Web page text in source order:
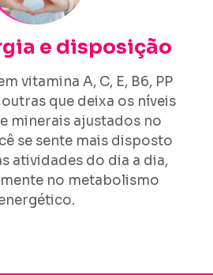
e disposição
vitamina A, C, E, B6, PP
que deixa os níveis
minerais ajustados no
se sente mais disposto
atividades do dia a dia,
no metabolismo